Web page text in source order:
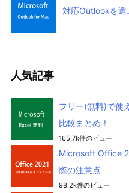
対応Outlookを選
人気記事
フリー(無料)で使
比較まとめ！
165.7k件のビュー
Microsoft Office
際の注意点
98.2k件のビュー